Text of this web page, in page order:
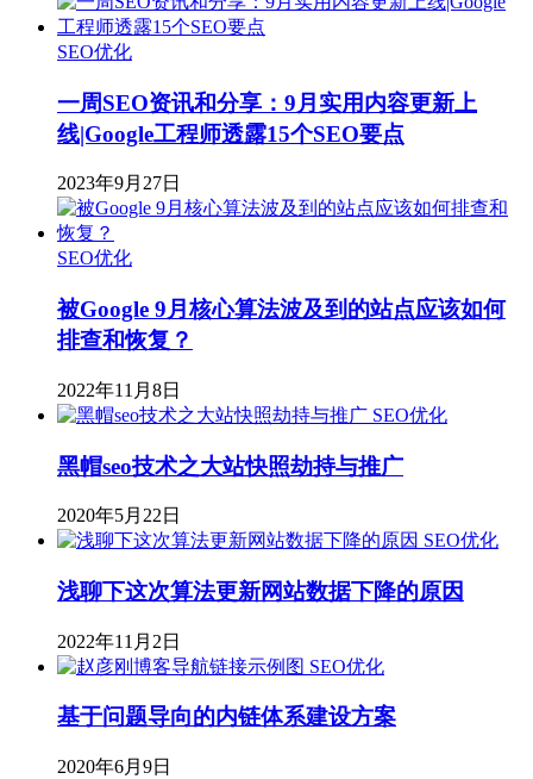
SEO优化
一周SEO资讯和分享：9月实用内容更新上
线|Google工程师透露15个SEO要点
2023年9月27日
SEO优化
被Google 9月核心算法波及到的站点应该如何
排查和恢复？
2022年11月8日
SEO优化
黑帽seo技术之大站快照劫持与推广
2020年5月22日
SEO优化
浅聊下这次算法更新网站数据下降的原因
2022年11月2日
SEO优化
基于问题导向的内链体系建设方案
2020年6月9日